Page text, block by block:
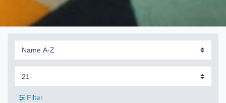
Filter